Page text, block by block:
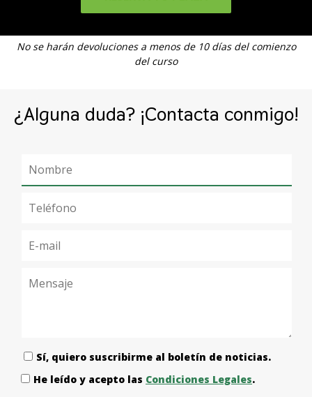
No se harán devoluciones a menos de 10 días del comienzo
del curso
¿Alguna duda? ¡Contacta conmigo!
Sí, quiero suscribirme al boletín de noticias.
He leído y acepto las Condiciones Legales.